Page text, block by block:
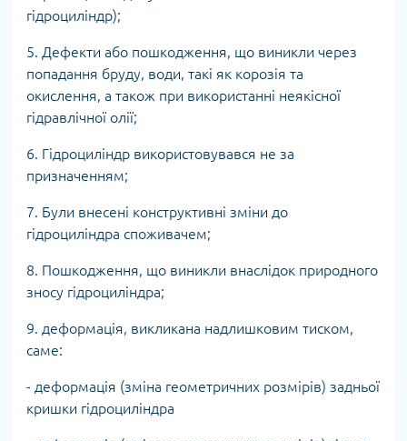
гідроциліндр);
5. Дефекти або пошкодження, що виникли через
попадання бруду, води, такі як корозія та
окислення, а також при використанні неякісної
гідравлічної олії;
6. Гідроциліндр використовувався не за
призначенням;
7. Були внесені конструктивні зміни до
гідроциліндра споживачем;
8. Пошкодження, що виникли внаслідок природного
зносу гідроциліндра;
9. деформація, викликана надлишковим тиском,
саме:
- деформація (зміна геометричних розмірів) задньої
кришки гідроциліндра